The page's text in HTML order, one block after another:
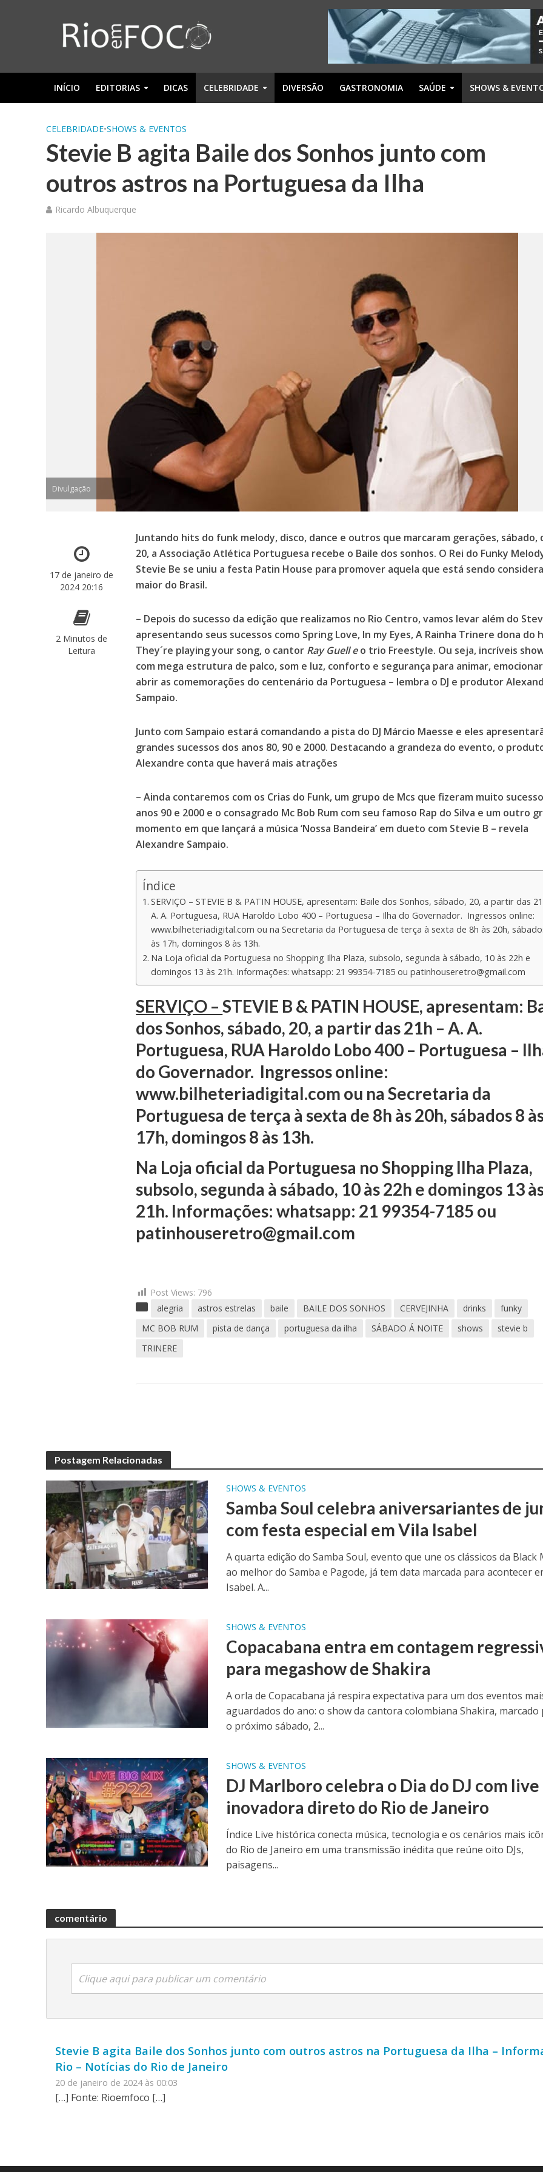
INÍCIO EDITORIAS DICAS CELEBRIDADE DIVERSÃO GASTRONOMIA SAÚDE SHOWS &
CELEBRIDADE•SHOWS & EVENTOS
Stevie B agita Baile dos Sonhos junto com
outros astros na Portuguesa da Ilha
Ricardo Albuquerque
Divulgação
17 de janeiro de
2024 20:16
2 Minutos de
Leitura
Juntando hits do funk melody, disco, dance e outros que marcaram gerações, sábado,
20, a Associação Atlética Portuguesa recebe o Baile dos sonhos. O Rei do Funky
Stevie Be se uniu a festa Patin House para promover aquela que está sendo
maior do Brasil.
– Depois do sucesso da edição que realizamos no Rio Centro, vamos levar além do
apresentando seus sucessos como Spring Love, In my Eyes, A Rainha Trinere dona do
They´re playing your song, o cantor Ray Guell eo trio Freestyle. Ou seja, incríveis
com mega estrutura de palco, som e luz, conforto e segurança para animar,
abrir as comemorações do centenário da Portuguesa – lembra o DJ e produtor
Sampaio.
Junto com Sampaio estará comandando a pista do DJ Márcio Maesse e eles
grandes sucessos dos anos 80, 90 e 2000. Destacando a grandeza do evento, o
Alexandre conta que haverá mais atrações
– Ainda contaremos com os Crias do Funk, um grupo de Mcs que fizeram muito
anos 90 e 2000 e o consagrado Mc Bob Rum com seu famoso Rap do Silva e um outro
momento em que lançará a música ‘Nossa Bandeira’ em dueto com Stevie B – revela
Alexandre Sampaio.
Índice
SERVIÇO – STEVIE B & PATIN HOUSE, apresentam: Baile dos Sonhos, sábado, 20, a partir das
A. A. Portuguesa, RUA Haroldo Lobo 400 – Portuguesa – Ilha do Governador. Ingressos online:
www.bilheteriadigital.com ou na Secretaria da Portuguesa de terça à sexta de 8h às 20h,
às 17h, domingos 8 às 13h.
Na Loja oficial da Portuguesa no Shopping Ilha Plaza, subsolo, segunda à sábado, 10 às 22h e
domingos 13 às 21h. Informações: whatsapp: 21 99354-7185 oupatinhouseretro@gmail.com
SERVIÇO –STEVIE B & PATIN HOUSE, apresentam:
dos Sonhos, sábado, 20, a partir das 21h – A. A.
Portuguesa, RUA Haroldo Lobo 400 – Portuguesa –
do Governador. Ingressos online:
www.bilheteriadigital.com ou na Secretaria da
Portuguesa de terça à sexta de 8h às 20h, sábados 8
17h, domingos 8 às 13h.
Na Loja oficial da Portuguesa no Shopping Ilha Plaza,
subsolo, segunda à sábado, 10 às 22h e domingos 13
21h. Informações: whatsapp: 21 99354-7185 ou
patinhouseretro@gmail.com
Post Views: 796
alegria
astros estrelas baile BAILE DOS SONHOS CERVEJINHA drinks
funky
MC BOB RUM
pista de dança portuguesa da ilha SÁBADO Á NOITE shows
stevie b
TRINERE
Postagem Relacionadas
SHOWS & EVENTOS
Samba Soul celebra aniversariantes de
com festa especial em Vila Isabel
A quarta edição do Samba Soul, evento que une os clássicos da Black
ao melhor do Samba e Pagode, já tem data marcada para acontecer
Isabel. A...
SHOWS & EVENTOS
Copacabana entra em contagem
para megashow de Shakira
A orla de Copacabana já respira expectativa para um dos eventos
aguardados do ano: o show da cantora colombiana Shakira, marcado
o próximo sábado, 2...
SHOWS & EVENTOS
DJ Marlboro celebra o Dia do DJ com live
inovadora direto do Rio de Janeiro
Índice Live histórica conecta música, tecnologia e os cenários mais
do Rio de Janeiro em uma transmissão inédita que reúne oito DJs,
paisagens...
comentário
Clique aqui para publicar um comentário
Stevie B agita Baile dos Sonhos junto com outros astros na Portuguesa da Ilha –
Rio – Notícias do Rio de Janeiro
20 de janeiro de 2024 às 00:03
[…] Fonte: Rioemfoco […]